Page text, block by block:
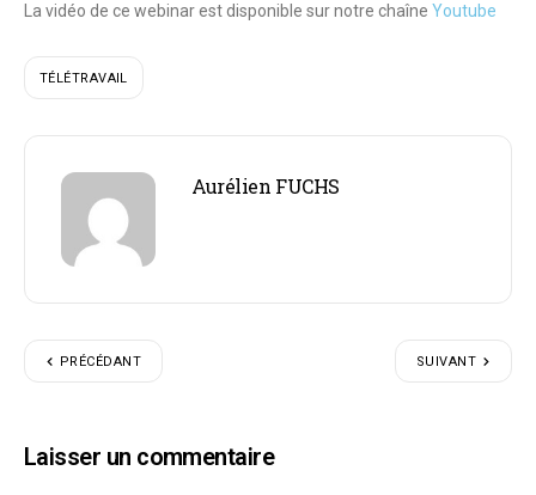
La vidéo de ce webinar est disponible sur notre chaîne Youtube
TÉLÉTRAVAIL
Aurélien FUCHS
PRÉCÉDANT SUIVANT
Laisser un commentaire